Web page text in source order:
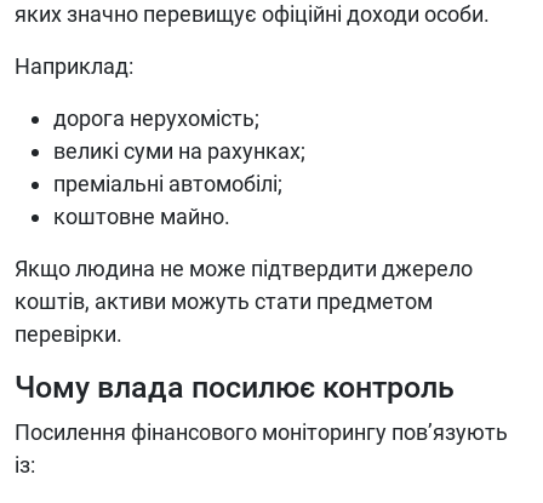
яких значно перевищує офіційні доходи особи.
Наприклад:
дорога нерухомість;
великі суми на рахунках;
преміальні автомобілі;
коштовне майно.
Якщо людина не може підтвердити джерело
коштів, активи можуть стати предметом
перевірки.
Чому влада посилює контроль
Посилення фінансового моніторингу пов’язують
із: